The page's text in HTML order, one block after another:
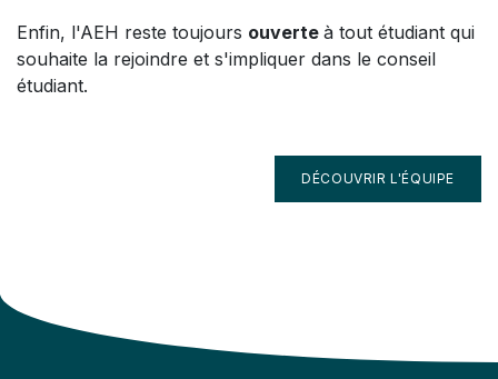
Enfin, l'AEH reste toujours ouverte à tout étudiant qui
souhaite la rejoindre et s'impliquer dans le conseil
étudiant.
DÉCOUVRIR L'ÉQUIPE